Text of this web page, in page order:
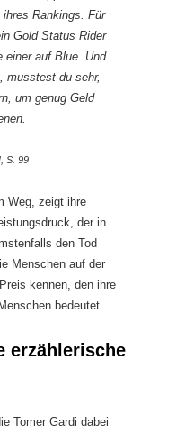
Rankings. Für
Gold Status Rider
einer auf Blue. Und
musstest du sehr,
um genug Geld
S. 99
Weg, zeigt ihre
der in
den Tod
Menschen auf der
kennen, den ihre
bedeutet.
erzählerische
Tomer Gardi dabei